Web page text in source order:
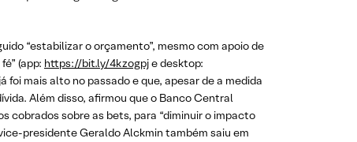
“estabilizar o orçamento”, mesmo com apoio de
(app: https://bit.ly/4kzogpje desktop:
foi mais alto no passado e que, apesar de a medida
Além disso, afirmou que o Banco Central
cobrados sobre as bets, para “diminuir o impacto
presidente Geraldo Alckmin também saiu em